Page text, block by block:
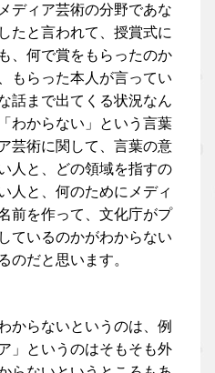
ディア芸術の分野であな
たと言われて、授賞式に
、何で賞をもらったのか
もらった本人が言ってい
話まで出てくる状況なん
わからない」という言葉
芸術に関して、言葉の意
人と、どの領域を指すの
人と、何のためにメディ
前を作って、文化庁がプ
ているのかがわからない
のだと思います。
からないというのは、例
」というのはそもそも外